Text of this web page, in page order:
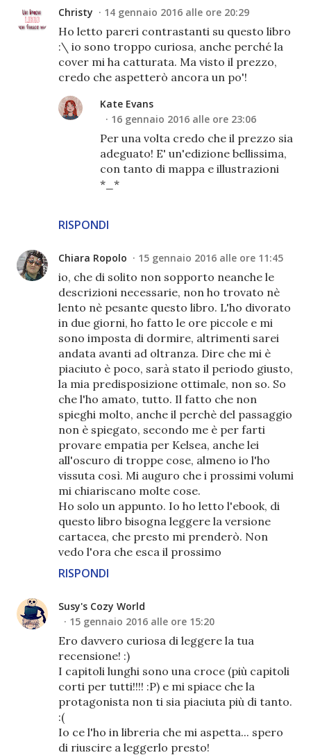
Christy 14 gennaio 2016 alle ore 20:29
Ho letto pareri contrastanti su questo libro
:\ io sono troppo curiosa, anche perché la
cover mi ha catturata. Ma visto il prezzo,
credo che aspetterò ancora un po'!
RISPONDI
Kate Evans
16 gennaio 2016 alle ore 23:06
Per una volta credo che il prezzo sia
adeguato! E' un'edizione bellissima,
con tanto di mappa e illustrazioni
*_*
Chiara Ropolo 15 gennaio 2016 alle ore 11:45
io, che di solito non sopporto neanche le
descrizioni necessarie, non ho trovato nè
lento nè pesante questo libro. L'ho divorato
in due giorni, ho fatto le ore piccole e mi
sono imposta di dormire, altrimenti sarei
andata avanti ad oltranza. Dire che mi è
piaciuto è poco, sarà stato il periodo giusto,
la mia predisposizione ottimale, non so. So
che l'ho amato, tutto. Il fatto che non
spieghi molto, anche il perchè del passaggio
non è spiegato, secondo me è per farti
provare empatia per Kelsea, anche lei
all'oscuro di troppe cose, almeno io l'ho
vissuta così. Mi auguro che i prossimi volumi
mi chiariscano molte cose.
Ho solo un appunto. Io ho letto l'ebook, di
questo libro bisogna leggere la versione
cartacea, che presto mi prenderò. Non
vedo l'ora che esca il prossimo
RISPONDI
Susy's Cozy World
15 gennaio 2016 alle ore 15:20
Ero davvero curiosa di leggere la tua
recensione! :)
I capitoli lunghi sono una croce (più capitoli
corti per tutti!!!! :P) e mi spiace che la
protagonista non ti sia piaciuta più di tanto.
:(
Io ce l'ho in libreria che mi aspetta... spero
di riuscire a leggerlo presto!